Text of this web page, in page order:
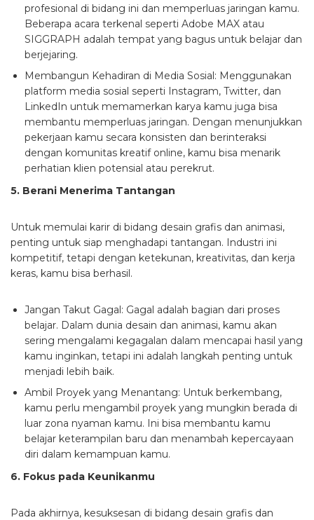
profesional di bidang ini dan memperluas jaringan kamu.
Beberapa acara terkenal seperti Adobe MAX atau
SIGGRAPH adalah tempat yang bagus untuk belajar dan
berjejaring.
Membangun Kehadiran di Media Sosial: Menggunakan
platform media sosial seperti Instagram, Twitter, dan
LinkedIn untuk memamerkan karya kamu juga bisa
membantu memperluas jaringan. Dengan menunjukkan
pekerjaan kamu secara konsisten dan berinteraksi
dengan komunitas kreatif online, kamu bisa menarik
perhatian klien potensial atau perekrut.
5. Berani Menerima Tantangan
Untuk memulai karir di bidang desain grafis dan animasi,
penting untuk siap menghadapi tantangan. Industri ini
kompetitif, tetapi dengan ketekunan, kreativitas, dan kerja
keras, kamu bisa berhasil.
Jangan Takut Gagal: Gagal adalah bagian dari proses
belajar. Dalam dunia desain dan animasi, kamu akan
sering mengalami kegagalan dalam mencapai hasil yang
kamu inginkan, tetapi ini adalah langkah penting untuk
menjadi lebih baik.
Ambil Proyek yang Menantang: Untuk berkembang,
kamu perlu mengambil proyek yang mungkin berada di
luar zona nyaman kamu. Ini bisa membantu kamu
belajar keterampilan baru dan menambah kepercayaan
diri dalam kemampuan kamu.
6. Fokus pada Keunikanmu
Pada akhirnya, kesuksesan di bidang desain grafis dan